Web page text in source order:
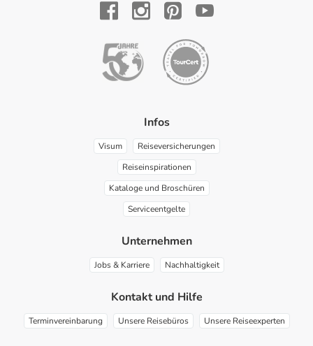
Infos
Visum
Reiseversicherungen
Reiseinspirationen
Kataloge und Broschüren
Serviceentgelte
Unternehmen
Jobs & Karriere Nachhaltigkeit
Kontakt und Hilfe
Terminvereinbarung Unsere Reisebüros Unsere Reiseexperten